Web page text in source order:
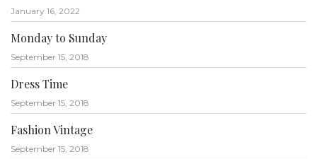
January 16, 2022
Monday to Sunday
September 15, 2018
Dress Time
September 15, 2018
Fashion Vintage
September 15, 2018